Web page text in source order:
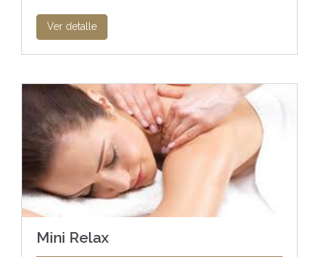
Ver detalle
Mini Relax